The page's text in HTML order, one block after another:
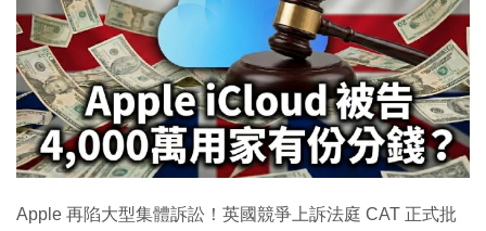
Apple 再陷大型集體訴訟！英國競爭上訴法庭 CAT 正式批